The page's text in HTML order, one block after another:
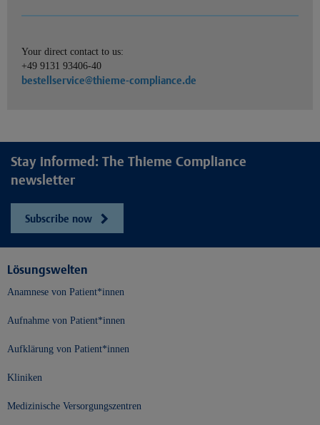
Your direct contact to us:
+49 9131 93406-40
bestellservice@thieme-compliance.de
Stay informed: The Thieme Compliance
newsletter
Subscribe now
Lösungswelten
Anamnese von Patient*innen
Aufnahme von Patient*innen
Aufklärung von Patient*innen
Kliniken
Medizinische Versorgungszentren